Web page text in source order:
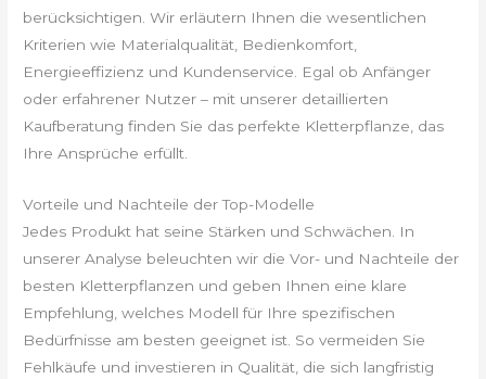
berücksichtigen. Wir erläutern Ihnen die wesentlichen
Kriterien wie Materialqualität, Bedienkomfort,
Energieeffizienz und Kundenservice. Egal ob Anfänger
oder erfahrener Nutzer – mit unserer detaillierten
Kaufberatung finden Sie das perfekte Kletterpflanze, das
Ihre Ansprüche erfüllt.
Vorteile und Nachteile der Top-Modelle
Jedes Produkt hat seine Stärken und Schwächen. In
unserer Analyse beleuchten wir die Vor- und Nachteile der
besten Kletterpflanzen und geben Ihnen eine klare
Empfehlung, welches Modell für Ihre spezifischen
Bedürfnisse am besten geeignet ist. So vermeiden Sie
Fehlkäufe und investieren in Qualität, die sich langfristig